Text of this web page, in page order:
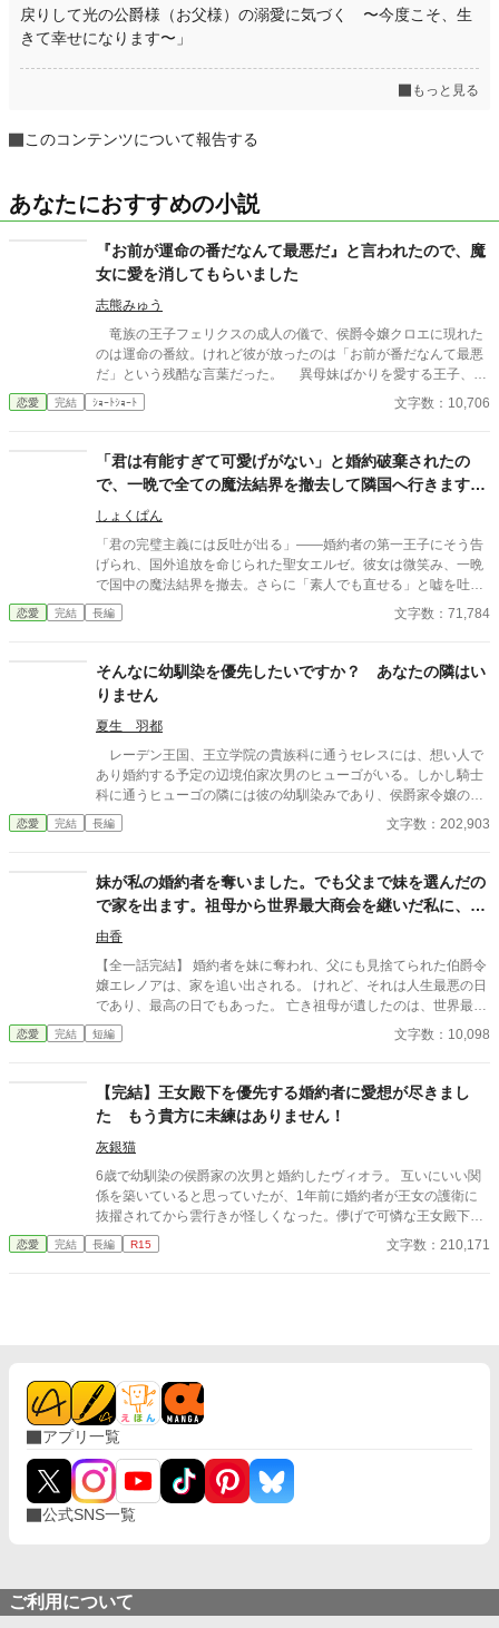
戻りして光の公爵様（お父様）の溺愛に気づく 〜今度こそ、生
きて幸せになります〜」
もっと見る
このコンテンツについて報告する
あなたにおすすめの小説
『お前が運命の番だなんて最悪だ』と言われたので、魔
女に愛を消してもらいました
志熊みゅう
竜族の王子フェリクスの成人の儀で、侯爵令嬢クロエに現れた
のは運命の番紋。けれど彼が放ったのは「お前が番だなんて最悪
だ」という残酷な言葉だった。 異母妹ばかりを愛する王子、家
族に疎まれる日々に耐えきれなくなったクロエは、半地下に住む
魔女へ願う。「この愛を消してください」と。 恋も嫉妬も失
から使者が現れる。異母妹の魅了が暴かれ、王子は今さら真実の
愛を誓うが、クロエの心にはもう何も響かない。愛されなかった
令嬢と、愛を取り戻したい竜王子。番たちの行く末は――。
恋愛 完結 ｼｮｰﾄｼｮｰﾄ 文字数：10,706
「君は有能すぎて可愛げがない」と婚約破棄されたの
で、一晩で全ての魔法結界を撤去して隣国へ行きます。
あ、維持マニュアルは燃やしました。
しょくぱん
「君の完璧主義には反吐が出る」――婚約者の第一王子にそう告
げられ、国外追放を命じられた聖女エルゼ。彼女は微笑み、一晩
で国中の魔法結界を撤去。さらに「素人でも直せる」と嘘を吐か
れた維持マニュアルを全て焼却処分した。守護を失いパニックに
陥る母国を背に、彼女は隣国の軍事帝国へ。そこでは、彼女の
恋愛 完結 長編 文字数：71,784
そんなに幼馴染を優先したいですか？ あなたの隣はい
りません
夏生 羽都
レーデン王国、王立学院の貴族科に通うセレスには、想い人で
あり婚約する予定の辺境伯家次男のヒューゴがいる。しかし騎士
科に通うヒューゴの隣には彼の幼馴染みであり、侯爵家令嬢のニ
ーナがいつもいるのだった。 子爵家に後見をしてもらう事で学
院へ通っているセレスは、高位貴族であるニーナとヒューゴに強
た。 ヒューゴとの交流会の日、セレスはヒューゴと観るために
両親が送ってくれた歌劇のチケットを用意していたのだが、ヒュ
ーゴに付いてきたニーナにチケットを強請られてしまう。 「ニー
ナに譲ってくれないか？」ヒューゴのひと事でチケットを譲る事
になり、帰りの馬車がないセレスは徒歩で帰る事になる。日が落
ちかける街の中を歩くセレスは、帰り道が分からずに迷子になっ
てしまう。そんなセレスを偶然見かけて声をかけてくれたのが、
帝国からの留学生でセレスと同じクラスのアルウィンだった。 ※
作者独自の世界観によって創作された物語です。細かな設定やス
べきではないと作者が判断いたしました感想につきましては却下
をさせていただいております。
恋愛 完結 長編 文字数：202,903
妹が私の婚約者を奪いました。でも父まで妹を選んだの
で家を出ます。祖母から世界最大商会を継いだ私に、今
さら帰ってこいと言われても遅すぎます
由香
【全一話完結】 婚約者を妹に奪われ、父にも見捨てられた伯爵令
嬢エレノアは、家を追い出される。 けれど、それは人生最悪の日
であり、最高の日でもあった。 亡き祖母が遺したのは、世界最大
商会の会頭の座と莫大な財産。 商会を立て直し、世界中から称賛
される一方で、没落した家族と元婚約者は「戻ってきてほしい」
く未来です。」 もう二度と、その手は取りません。
恋愛 完結 短編 文字数：10,098
【完結】王女殿下を優先する婚約者に愛想が尽きまし
た もう貴方に未練はありません！
灰銀猫
6歳で幼馴染の侯爵家の次男と婚約したヴィオラ。 互いにいい関
係を築いていると思っていたが、1年前に婚約者が王女の護衛に
抜擢されてから雲行きが怪しくなった。儚げで可憐な王女殿下
と、穏やかで見目麗しい近衛騎士が恋仲で、婚約者のヴィオラは
二人の仲を邪魔するとの噂が流れていたのだ。 その噂を肯定する
無理だと婚約解消を望み、程なくして婚約者有責での破棄となっ
た。 そんな彼女に親友が、紹介したい男性がいると持ち掛けてき
て… 3/23 HOTランキング女性向けで１位になれました。皆様の
お陰です。ありがとうございます。 24.3.28 書籍化に伴い番外
編をアップしました。
恋愛 完結 長編 R15 文字数：210,171
アプリ一覧
公式SNS一覧
ご利用について